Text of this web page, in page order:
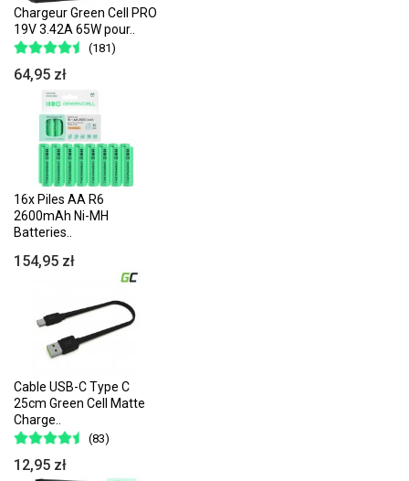
Chargeur Green Cell PRO
19V 3.42A 65W pour..
(181)
64,95 zł
16x Piles AA R6
2600mAh Ni-MH
Batteries..
154,95 zł
Cable USB-C Type C
25cm Green Cell Matte
Charge..
(83)
12,95 zł